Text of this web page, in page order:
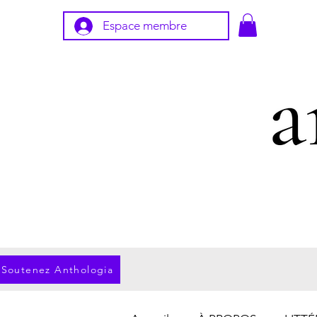
Espace membre
Soutenez Anthologia